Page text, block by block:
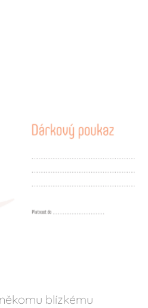
blízkému